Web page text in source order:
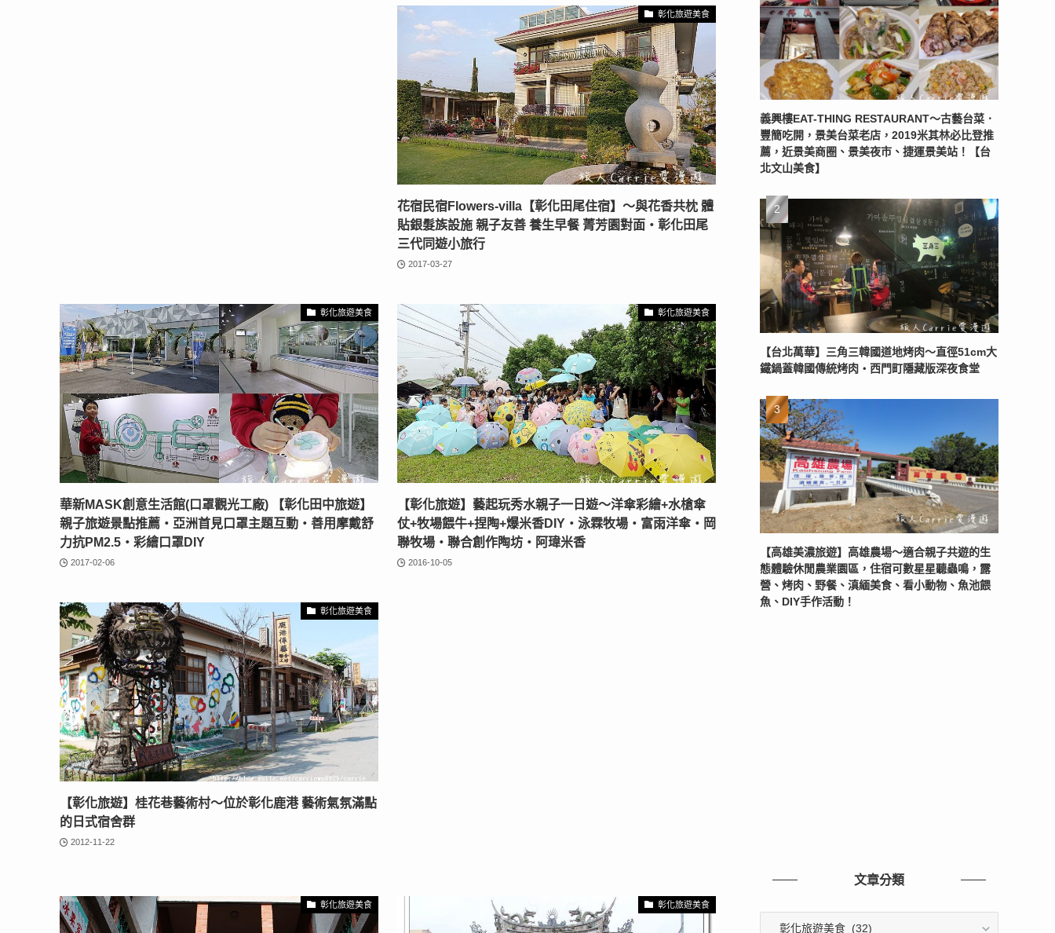
彰化旅遊美食
花宿民宿Flowers-villa【彰化田尾住宿】～與花香共枕 體
貼銀髮族設施 親子友善 養生早餐 菁芳園對面‧彰化田尾
三代同遊小旅行
2017-03-27
彰化旅遊美食
華新MASK創意生活館(口罩觀光工廠) 【彰化田中旅遊】
親子旅遊景點推薦‧亞洲首見口罩主題互動‧善用摩戴舒
力抗PM2.5‧彩繪口罩DIY
2017-02-06
彰化旅遊美食
【彰化旅遊】藝起玩秀水親子一日遊～洋傘彩繪+水槍傘
仗+牧場餵牛+捏陶+爆米香DIY‧泳霖牧場‧富雨洋傘‧岡
聯牧場‧聯合創作陶坊‧阿瑋米香
2016-10-05
彰化旅遊美食
【彰化旅遊】桂花巷藝術村～位於彰化鹿港 藝術氣氛滿點
的日式宿舍群
2012-11-22
彰化旅遊美食 彰化旅遊美食
義興樓EAT-THING RESTAURANT〜古藝台菜．
豐簡吃開，景美台菜老店，2019米其林必比登推
薦，近景美商圈、景美夜市、捷運景美站！【台
北文山美食】
【台北萬華】三角三韓國道地烤肉～直徑51cm大
鐵鍋蓋韓國傳統烤肉‧西門町隱藏版深夜食堂
【高雄美濃旅遊】高雄農場〜適合親子共遊的生
態體驗休閒農業園區，住宿可數星星聽蟲鳴，露
營、烤肉、野餐、滇緬美食、看小動物、魚池餵
魚、DIY手作活動！
文章分類